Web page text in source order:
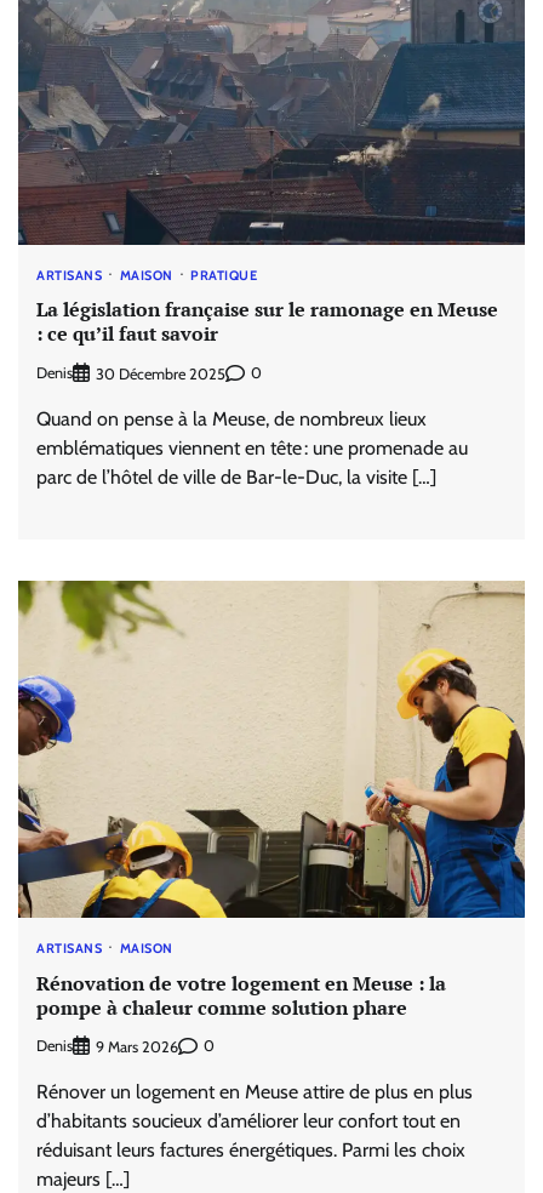
ARTISANS MAISON PRATIQUE
La législation française sur le ramonage en Meuse
: ce qu’il faut savoir
Denis 30 Décembre 2025 0
Quand on pense à la Meuse, de nombreux lieux
emblématiques viennent en tête : une promenade au
parc de l’hôtel de ville de Bar-le-Duc, la visite […]
ARTISANS MAISON
Rénovation de votre logement en Meuse : la
pompe à chaleur comme solution phare
Denis 9 Mars 2026 0
Rénover un logement en Meuse attire de plus en plus
d’habitants soucieux d’améliorer leur confort tout en
réduisant leurs factures énergétiques. Parmi les choix
majeurs […]